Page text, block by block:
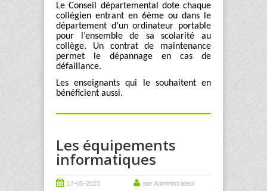
Le Conseil départemental dote chaque
collégien entrant en 6ème ou dans le
département d’un ordinateur portable
pour l’ensemble de sa scolarité au
collège. Un contrat de maintenance
permet le dépannage en cas de
défaillance.
Les enseignants qui le souhaitent en
bénéficient aussi.
Les équipements
informatiques
17-05-2023 par Administrateur